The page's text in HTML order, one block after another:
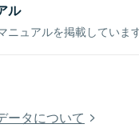
ル
ュアルを掲載しています
ータについて